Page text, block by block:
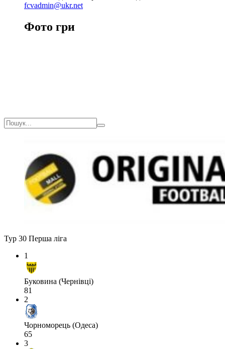
fcvadmin@ukr.net
Фото гри
Тур 30 Перша ліга
1
Буковина (Чернівці)
81
2
Чорноморець (Одеса)
65
3